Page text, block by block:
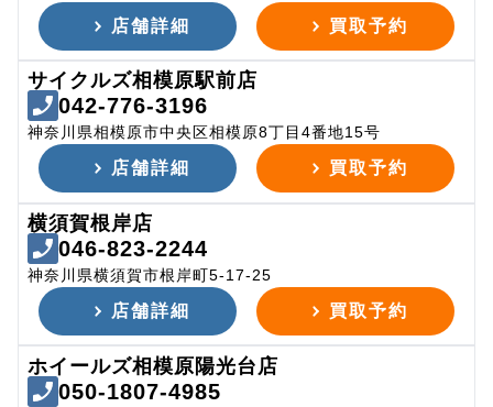
店舗詳細 買取予約
サイクルズ相模原駅前店
042-776-3196
神奈川県相模原市中央区相模原8丁目4番地15号
店舗詳細 買取予約
横須賀根岸店
046-823-2244
神奈川県横須賀市根岸町5-17-25
店舗詳細 買取予約
ホイールズ相模原陽光台店
050-1807-4985